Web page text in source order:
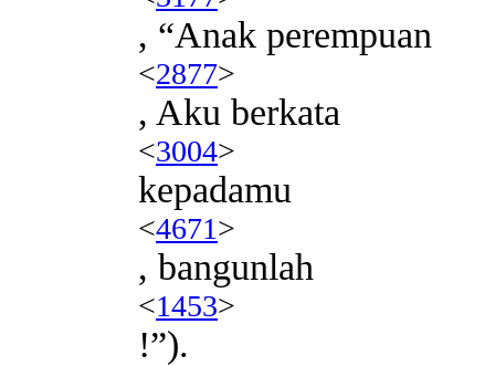
, “Anak perempuan
<2877>
, Aku berkata
<3004>
kepadamu
<4671>
, bangunlah
<1453>
!”).